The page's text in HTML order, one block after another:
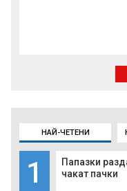
НАЙ-ЧЕТЕНИ
1
Папазки
чакат пачки